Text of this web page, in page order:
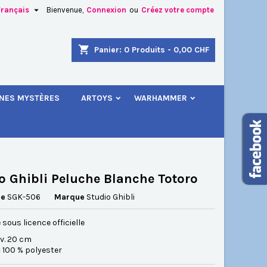
Bienvenue, Connexion ou Créez votre compte

shopping_cart Panier: 0 Produits - 0,00 CHF
MYSTÈRES ARTOYS WARHAMMER
Ghibli Peluche Blanche Totoro
SGK-506 Marque Studio Ghibli
sous licence officielle
20 cm
% polyester